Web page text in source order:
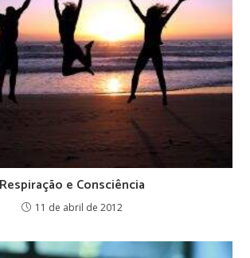
Respiração e Consciência
11 de abril de 2012